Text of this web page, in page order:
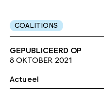
COALITIONS
GEPUBLICEERD OP
8 OKTOBER 2021
Actueel